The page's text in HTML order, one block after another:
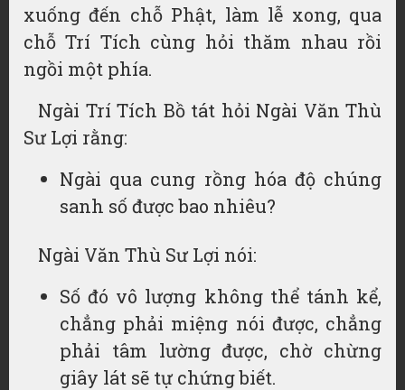
xuống đến chỗ Phật, làm lễ xong, qua
chỗ Trí Tích cùng hỏi thăm nhau rồi
ngồi một phía.
Ngài Trí Tích Bồ tát hỏi Ngài Văn Thù
Sư Lợi rằng:
Ngài qua cung rồng hóa độ chúng
sanh số được bao nhiêu?
Ngài Văn Thù Sư Lợi nói:
Số đó vô lượng không thể tánh kể,
chẳng phải miệng nói được, chẳng
phải tâm lường được, chờ chừng
giây lát sẽ tự chứng biết.